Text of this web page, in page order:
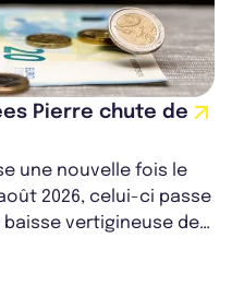
Pierre chute de
une nouvelle fois le
2026, celui-ci passe
baisse vertigineuse de